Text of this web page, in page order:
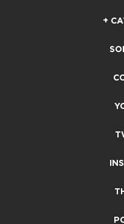
+